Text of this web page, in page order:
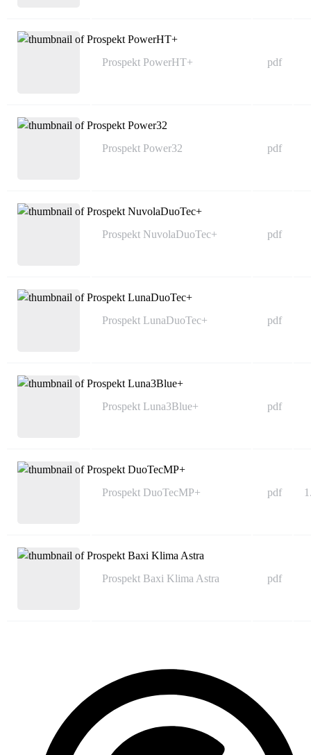
Prospekt PowerHT+ pdf
Prospekt Power32 pdf
Prospekt NuvolaDuoTec+ pdf
Prospekt LunaDuoTec+ pdf
Prospekt Luna3Blue+ pdf
Prospekt DuoTecMP+ pdf
Prospekt Baxi Klima Astra pdf